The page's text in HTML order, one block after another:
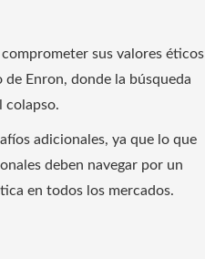
sus valores éticos
Enron, donde la búsqueda
colapso.
adicionales, ya que lo que
deben navegar por un
en todos los mercados.